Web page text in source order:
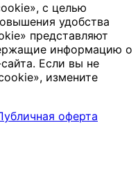
с целью
удобства
представляют
информацию о
Если вы не
измените
оферта